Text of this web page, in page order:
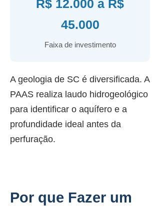
R$ 12.000 a R$
45.000
Faixa de investimento
A geologia de SC é diversificada. A
PAAS realiza laudo hidrogeológico
para identificar o aquífero e a
profundidade ideal antes da
perfuração.
Por que Fazer um